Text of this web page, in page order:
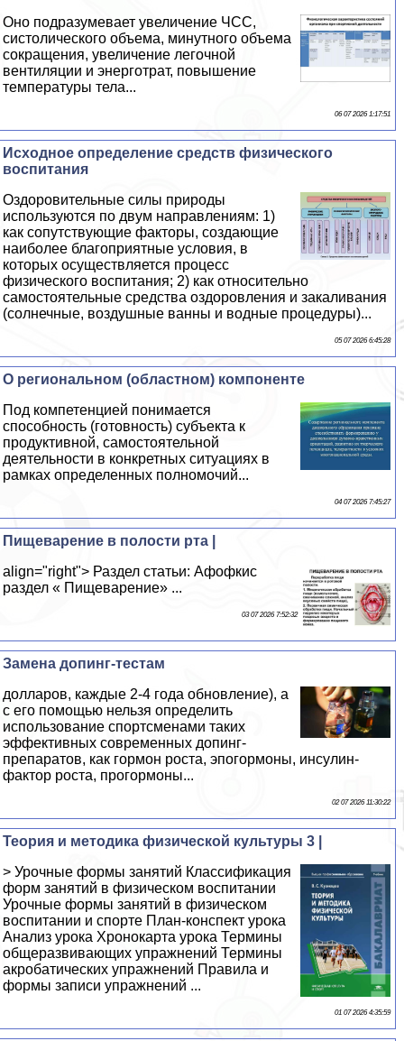
Оно подразумевает увеличение ЧСС,
систолического объема, минутного объема
сокращения, увеличение легочной
вентиляции и энерготрат, повышение
температуры тела...
06 07 2026 1:17:51
Исходное определение средств физического
воспитания
Оздоровительные силы природы
используются по двум направлениям: 1)
как сопутствующие факторы, создающие
наиболее благоприятные условия, в
которых осуществляется процесс
физического воспитания; 2) как относительно
самостоятельные средства оздоровления и закаливания
(солнечные, воздушные ванны и водные процедуры)...
05 07 2026 6:45:28
О региональном (областном) компоненте
Под компетенцией понимается
способность (готовность) субъекта к
продуктивной, самостоятельной
деятельности в конкретных ситуациях в
рамках определенных полномочий...
04 07 2026 7:45:27
Пищеварение в полости рта |
align="right"> Раздел статьи: Афофкис
раздел « Пищеварение» ...
03 07 2026 7:52:32
Замена допинг-тестам
долларов, каждые 2-4 года обновление), а
с его помощью нельзя определить
использование спортсменами таких
эффективных современных допинг-
препаратов, как гормон роста, эпогормоны, инсулин-
фактор роста, прогормоны...
02 07 2026 11:30:22
Теория и методика физической культуры 3 |
> Урочные формы занятий Классификация
форм занятий в физическом воспитании
Урочные формы занятий в физическом
воспитании и спорте План-конспект урока
Анализ урока Хронокарта урока Термины
общеразвивающих упражнений Термины
акробатических упражнений Правила и
формы записи упражнений ...
01 07 2026 4:35:59